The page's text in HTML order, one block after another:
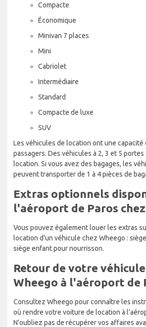
Compacte
Économique
Minivan 7 places
Mini
Cabriolet
Intermédiaire
Standard
Compacte de luxe
SUV
Les véhicules de location ont une capacité
passagers. Des véhicules à 2, 3 et 5
location. Si vous avez des bagages, les
peuvent transporter de 1 à 4 pièces de
Extras optionnels
l'aéroport de Paros
Vous pouvez également louer les extras
location d'un véhicule chez Wheego :
siège enfant pour nourrisson.
Retour de votre
Wheego à l'aéroport de
Consultez Wheego pour connaître les
où rendre votre voiture de location à
N'oubliez pas de récupérer vos affaires